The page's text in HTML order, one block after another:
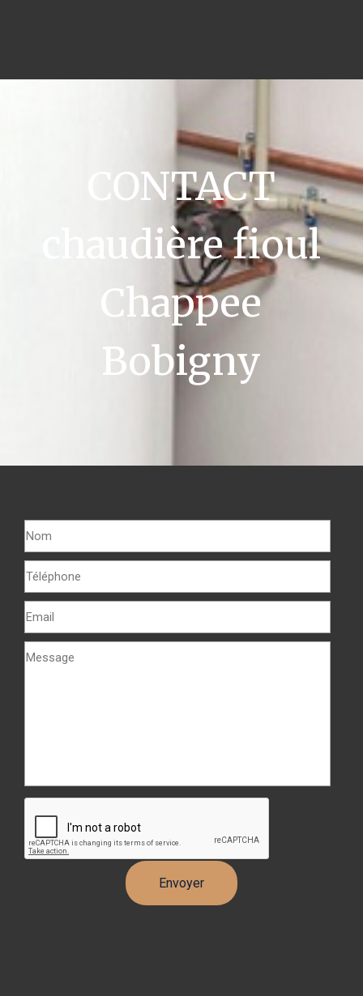
CONTACT
chaudière fioul
Chappee
Bobigny